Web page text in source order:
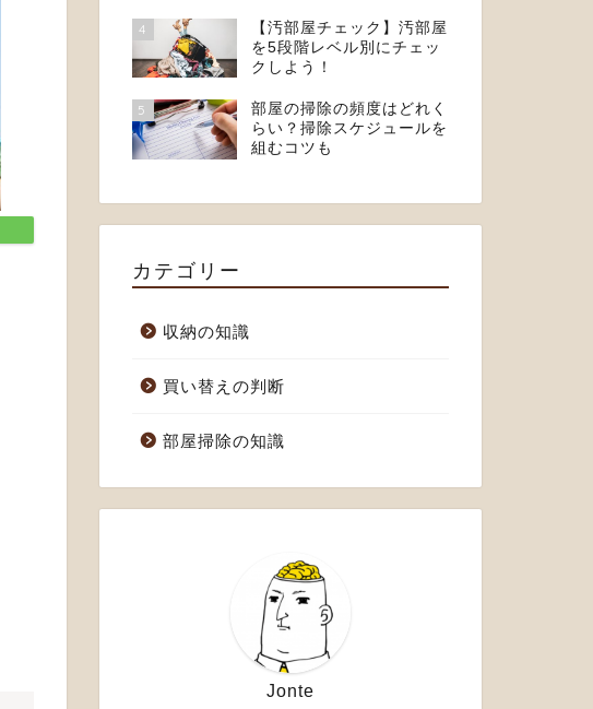
4
【汚部屋チェック】汚部屋
を5段階レベル別にチェッ
クしよう！
5
部屋の掃除の頻度はどれく
らい？掃除スケジュールを
組むコツも
カテゴリー
収納の知識
買い替えの判断
部屋掃除の知識
Jonte